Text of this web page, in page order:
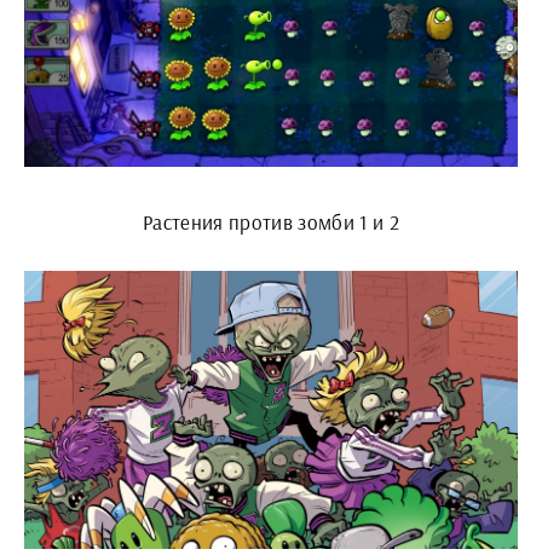
Растения против зомби 1 и 2